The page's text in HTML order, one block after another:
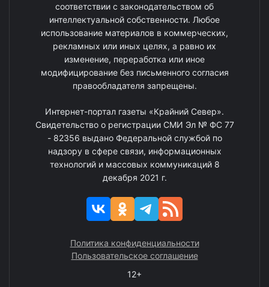
соответствии с законодательством об
интеллектуальной собственности. Любое
использование материалов в коммерческих,
рекламных или иных целях, а равно их
изменение, переработка или иное
модифицирование без письменного согласия
правообладателя запрещены.
Интернет-портал газеты «Крайний Север».
Свидетельство о регистрации СМИ Эл № ФС 77
- 82356 выдано Федеральной службой по
надзору в сфере связи, информационных
технологий и массовых коммуникаций 8
декабря 2021 г.
Политика конфиденциальности
Пользовательское соглашение
12+